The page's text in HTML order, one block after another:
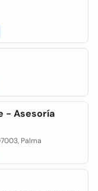
- Asesoría
Palma